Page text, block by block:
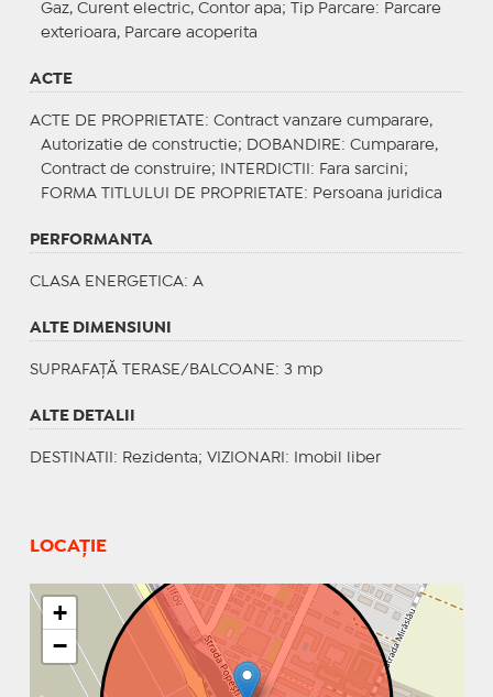
Gaz, Curent electric, Contor apa;
Tip Parcare: Parcare
exterioara, Parcare acoperita
ACTE
ACTE DE PROPRIETATE : Contract vanzare cumparare,
Autorizatie de constructie;
DOBANDIRE : Cumparare,
Contract de construire;
INTERDICTII : Fara sarcini;
FORMA TITLULUI DE PROPRIETATE : Persoana juridica
PERFORMANTA
CLASA ENERGETICA: A
ALTE DIMENSIUNI
SUPRAFAȚĂ TERASE/BALCOANE: 3 mp
ALTE DETALII
DESTINATII : Rezidenta; VIZIONARI : Imobil liber
LOCAȚIE
+
−